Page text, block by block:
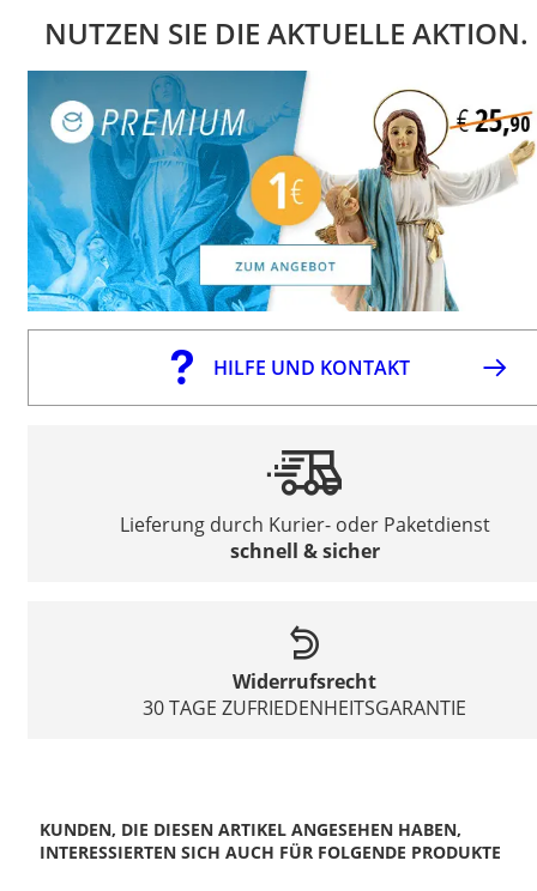
NUTZEN SIE DIE AKTUELLE AKTION.
HILFE UND KONTAKT
Lieferung durch Kurier- oder Paketdienst
schnell & sicher
Widerrufsrecht
30 TAGE ZUFRIEDENHEITSGARANTIE
KUNDEN, DIE DIESEN ARTIKEL ANGESEHEN HABEN,
INTERESSIERTEN SICH AUCH FÜR FOLGENDE PRODUKTE